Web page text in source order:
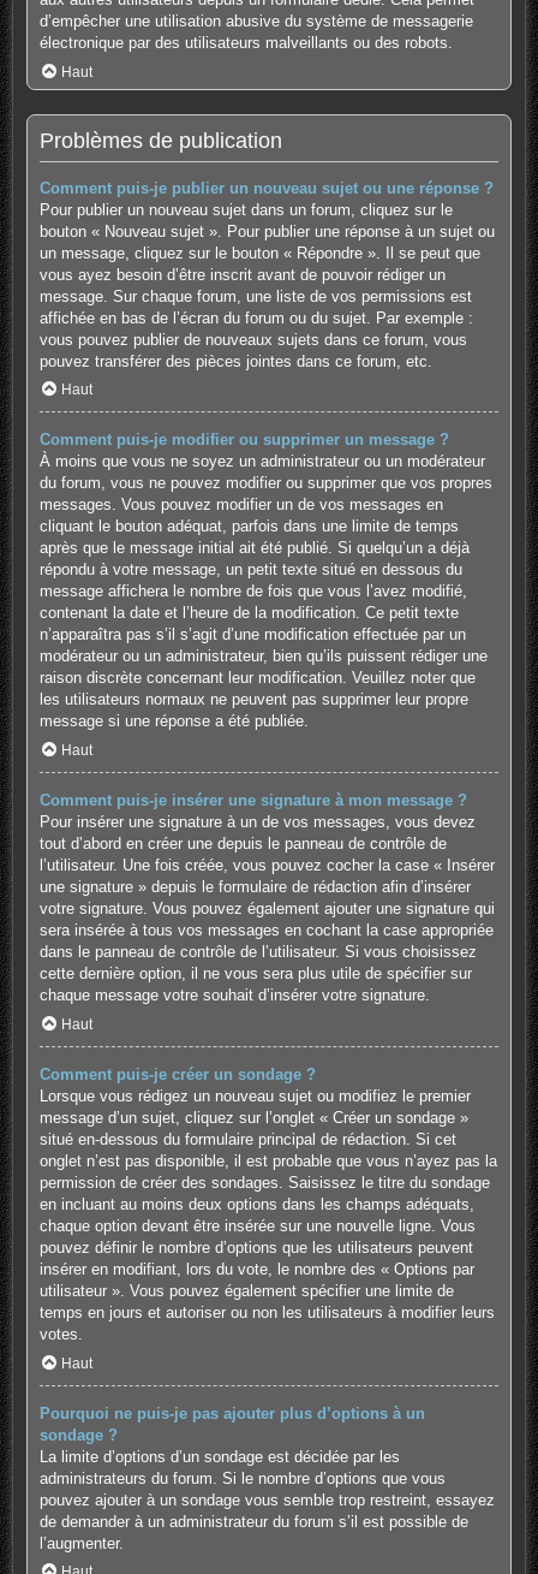
d’empêcher une utilisation abusive du système de messagerie
électronique par des utilisateurs malveillants ou des robots.
Haut
Problèmes de publication
Comment puis-je publier un nouveau sujet ou une réponse ?
Pour publier un nouveau sujet dans un forum, cliquez sur le
bouton « Nouveau sujet ». Pour publier une réponse à un sujet ou
un message, cliquez sur le bouton « Répondre ». Il se peut que
vous ayez besoin d’être inscrit avant de pouvoir rédiger un
message. Sur chaque forum, une liste de vos permissions est
affichée en bas de l’écran du forum ou du sujet. Par exemple :
vous pouvez publier de nouveaux sujets dans ce forum, vous
pouvez transférer des pièces jointes dans ce forum, etc.
Haut
Comment puis-je modifier ou supprimer un message ?
À moins que vous ne soyez un administrateur ou un modérateur
du forum, vous ne pouvez modifier ou supprimer que vos propres
messages. Vous pouvez modifier un de vos messages en
cliquant le bouton adéquat, parfois dans une limite de temps
après que le message initial ait été publié. Si quelqu’un a déjà
répondu à votre message, un petit texte situé en dessous du
message affichera le nombre de fois que vous l’avez modifié,
contenant la date et l’heure de la modification. Ce petit texte
n’apparaîtra pas s’il s’agit d’une modification effectuée par un
modérateur ou un administrateur, bien qu’ils puissent rédiger une
raison discrète concernant leur modification. Veuillez noter que
les utilisateurs normaux ne peuvent pas supprimer leur propre
message si une réponse a été publiée.
Haut
Comment puis-je insérer une signature à mon message ?
Pour insérer une signature à un de vos messages, vous devez
tout d’abord en créer une depuis le panneau de contrôle de
l’utilisateur. Une fois créée, vous pouvez cocher la case « Insérer
une signature » depuis le formulaire de rédaction afin d’insérer
votre signature. Vous pouvez également ajouter une signature qui
sera insérée à tous vos messages en cochant la case appropriée
dans le panneau de contrôle de l’utilisateur. Si vous choisissez
cette dernière option, il ne vous sera plus utile de spécifier sur
chaque message votre souhait d’insérer votre signature.
Haut
Comment puis-je créer un sondage ?
Lorsque vous rédigez un nouveau sujet ou modifiez le premier
message d’un sujet, cliquez sur l’onglet « Créer un sondage »
situé en-dessous du formulaire principal de rédaction. Si cet
onglet n’est pas disponible, il est probable que vous n’ayez pas la
permission de créer des sondages. Saisissez le titre du sondage
en incluant au moins deux options dans les champs adéquats,
chaque option devant être insérée sur une nouvelle ligne. Vous
pouvez définir le nombre d’options que les utilisateurs peuvent
insérer en modifiant, lors du vote, le nombre des « Options par
utilisateur ». Vous pouvez également spécifier une limite de
temps en jours et autoriser ou non les utilisateurs à modifier leurs
votes.
Haut
Pourquoi ne puis-je pas ajouter plus d’options à un
sondage ?
La limite d’options d’un sondage est décidée par les
administrateurs du forum. Si le nombre d’options que vous
pouvez ajouter à un sondage vous semble trop restreint, essayez
de demander à un administrateur du forum s’il est possible de
l’augmenter.